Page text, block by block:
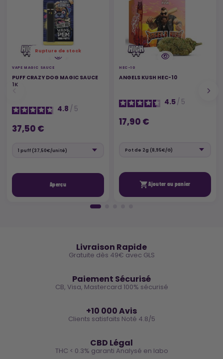
Rupture de stock
VAPE MAGIC SAUCE
PUFF CRAZY DOG MAGIC SAUCE
1K
4.8 / 5
37,50 €
Aperçu
HEC-10
ANGELS KUSH HEC-10
4.5/ 5
17,90 €
Ajouter au panier
Livraison Rapide
Gratuite dès 49€ avec GLS
Paiement Sécurisé
CB, Visa, Mastercard 100% sécurisé
+10 000 Avis
Clients satisfaits Noté 4.8/5
CBD Légal
THC < 0.3% garanti Analysé en labo